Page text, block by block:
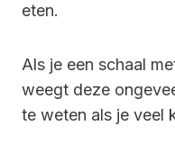
eten.
Als je een schaal
weegt deze
te weten als je veel